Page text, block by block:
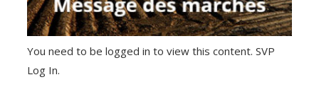
You need to be logged in to view this content. SVP
Log In.